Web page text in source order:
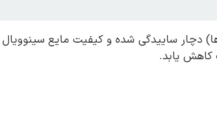
دچار ساییدگی شده و کیفیت مایع
کاهش یابد.